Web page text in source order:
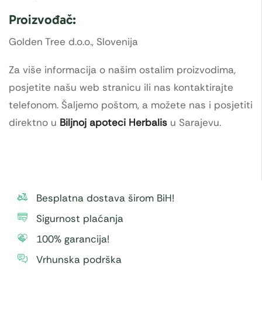
Proizvođač:
Golden Tree d.o.o., Slovenija
Za više informacija o našim ostalim proizvodima,
posjetite našu web stranicu ili nas kontaktirajte
telefonom. Šaljemo poštom, a možete nas i posjetiti
direktno u Biljnoj apoteci Herbalis u Sarajevu.
Besplatna dostava širom BiH!
Sigurnost plaćanja
100% garancija!
Vrhunska podrška